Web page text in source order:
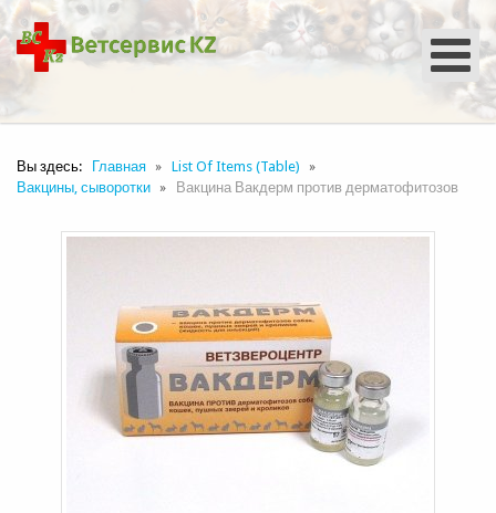
Вы здесь: Главная
List Of Items (Table)
Вакцины, сыворотки
Вакцина Вакдерм против дерматофитозов